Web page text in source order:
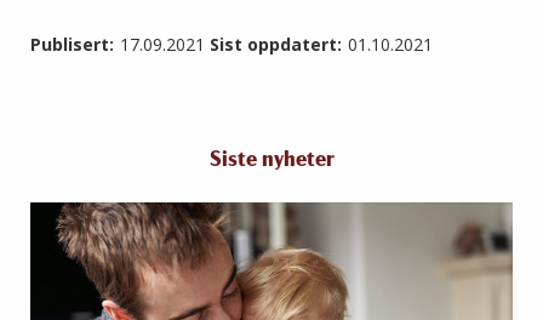
Publisert: 17.09.2021 Sist oppdatert: 01.10.2021
Siste nyheter